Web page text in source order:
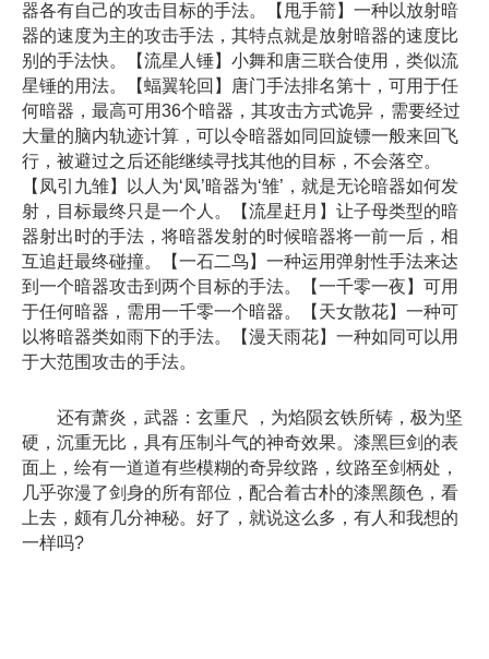
器各有自己的攻击目标的手法。【甩手箭】一种以放射暗
器的速度为主的攻击手法，其特点就是放射暗器的速度比
别的手法快。【流星人锤】小舞和唐三联合使用，类似流
星锤的用法。【蝠翼轮回】唐门手法排名第十，可用于任
何暗器，最高可用36个暗器，其攻击方式诡异，需要经过
大量的脑内轨迹计算，可以令暗器如同回旋镖一般来回飞
行，被避过之后还能继续寻找其他的目标，不会落空。
【凤引九雏】以人为‘凤’暗器为‘雏’，就是无论暗器如何发
射，目标最终只是一个人。【流星赶月】让子母类型的暗
器射出时的手法，将暗器发射的时候暗器将一前一后，相
互追赶最终碰撞。【一石二鸟】一种运用弹射性手法来达
到一个暗器攻击到两个目标的手法。【一千零一夜】可用
于任何暗器，需用一千零一个暗器。【天女散花】一种可
以将暗器类如雨下的手法。【漫天雨花】一种如同可以用
于大范围攻击的手法。
还有萧炎，武器：玄重尺 ，为焰陨玄铁所铸，极为坚
硬，沉重无比，具有压制斗气的神奇效果。漆黑巨剑的表
面上，绘有一道道有些模糊的奇异纹路，纹路至剑柄处，
几乎弥漫了剑身的所有部位，配合着古朴的漆黑颜色，看
上去，颇有几分神秘。好了，就说这么多，有人和我想的
一样吗?